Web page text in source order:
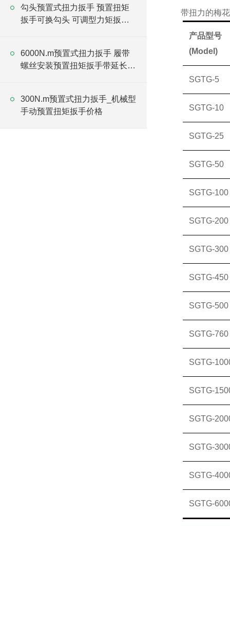
勾头预置式扭力扳手 预置扭矩
扳手可换勾头 可调型力矩扳手
6000N.m预置式扭力扳手 履带
螺丝安装预置扭矩扳手带延长杆
300N.m预置式扭力扳手_机械型
手动预置扭矩扳手价格
带扭力的梅
产品型号
(Model)
SGTG-5
SGTG-10
SGTG-25
SGTG-50
SGTG-100
SGTG-200
SGTG-300
SGTG-450
SGTG-500
SGTG-760
SGTG-
SGTG-
SGTG-
SGTG-
SGTG-
SGTG-